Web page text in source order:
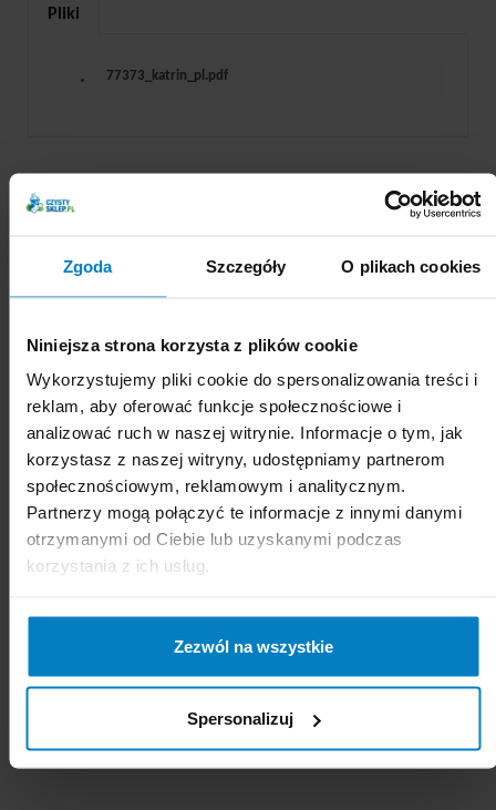
Zgoda Szczegóły O plikach cookies
Niniejsza strona korzysta z plików cookie
Wykorzystujemy pliki cookie do spersonalizowania treści i
reklam, aby oferować funkcje społecznościowe i
analizować ruch w naszej witrynie. Informacje o tym, jak
korzystasz z naszej witryny, udostępniamy partnerom
społecznościowym, reklamowym i analitycznym.
Partnerzy mogą połączyć te informacje z innymi danymi
otrzymanymi od Ciebie lub uzyskanymi podczas
korzystania z ich usług.
Zezwól na wszystkie
Spersonalizuj
Pliki
77373_katrin_pl.pdf
Katrin Foamwash mydło
w pianie do dozowników
KUPUJĘ
Katrin Foamwash mydło
-